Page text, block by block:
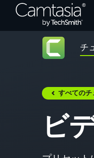
チ
すべての
ビ